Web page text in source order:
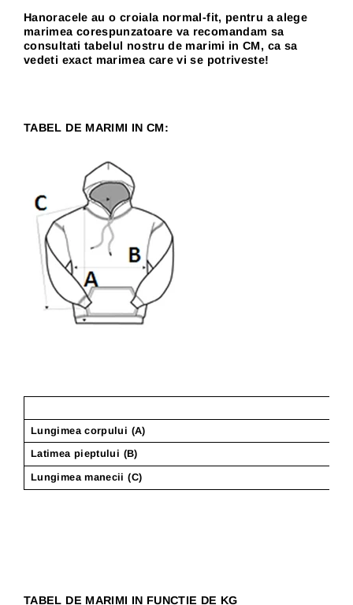
Hanoracele au o croiala normal-fit, pentru a alege
marimea corespunzatoare va recomandam sa
consultati tabelul nostru de marimi in CM, ca sa
vedeti exact marimea care vi se potriveste!
TABEL DE MARIMI IN CM:
Lungimea corpului (A)
Latimea pieptului (B)
Lungimea manecii (C)
TABEL DE MARIMI IN FUNCTIE DE KG